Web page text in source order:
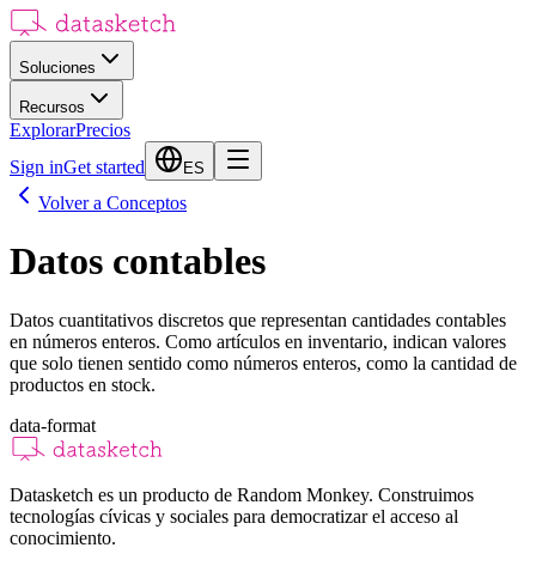
Soluciones
Recursos
ExplorarPrecios
Sign inGet started ES
Volver a Conceptos
Datos contables
Datos cuantitativos discretos que representan cantidades contables
en números enteros. Como artículos en inventario, indican valores
que solo tienen sentido como números enteros, como la cantidad de
productos en stock.
data-format
Datasketch es un producto de Random Monkey. Construimos
tecnologías cívicas y sociales para democratizar el acceso al
conocimiento.